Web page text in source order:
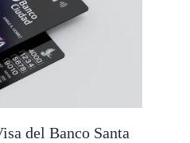
del Banco Santa